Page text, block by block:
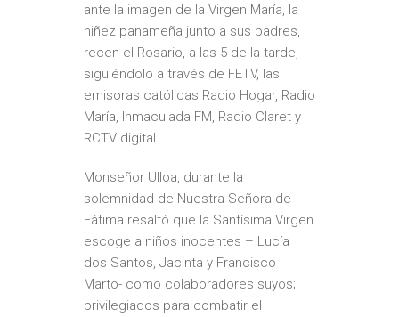
ante la imagen de la Virgen María, la
niñez panameña junto a sus padres,
recen el Rosario, a las 5 de la tarde,
siguiéndolo a través de FETV, las
emisoras católicas Radio Hogar, Radio
María, Inmaculada FM, Radio Claret y
RCTV digital.
Monseñor Ulloa, durante la
solemnidad de Nuestra Señora de
Fátima resaltó que la Santísima Virgen
escoge a niños inocentes – Lucía
dos Santos, Jacinta y Francisco
Marto- como colaboradores suyos;
privilegiados para combatir el